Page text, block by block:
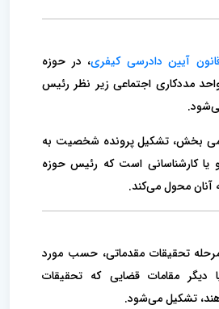
، در حوزه
مددکاری اجتماعی زیر نظر رئیس
بخش، تشکیل پرونده شخصیت به
و یا کارشناسانی است که رئیس حوزه
آنان محول می‌کند.
تحقیقات مقدماتی، حسب مورد
دیگر مقامات قضایی که تحقیقات
تشکیل می‌شود.